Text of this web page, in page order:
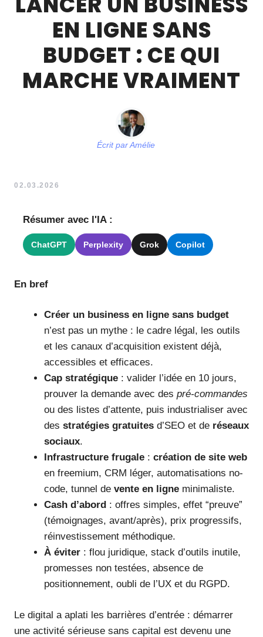
EN LIGNE SANS
BUDGET : CE QUI
MARCHE VRAIMENT
Écrit parAmélie
02.03.2026
Résumer avec l'IA :
ChatGPT Perplexity Grok Copilot
En bref
Créer un business en ligne sans budget
n’est pas un mythe : le cadre légal, les outils
et les canaux d’acquisition existent déjà,
accessibles et efficaces.
Cap stratégique : valider l’idée en 10 jours,
prouver la demande avec des pré-commandes
ou des listes d’attente, puis industrialiser avec
des stratégies gratuites d’SEO et de réseaux
sociaux.
Infrastructure frugale : création de site web
en freemium, CRM léger, automatisations no-
code, tunnel de vente en ligne minimaliste.
Cash d’abord : offres simples, effet “preuve”
(témoignages, avant/après), prix progressifs,
réinvestissement méthodique.
À éviter : flou juridique, stack d’outils inutile,
promesses non testées, absence de
positionnement, oubli de l’UX et du RGPD.
Le digital a aplati les barrières d’entrée : démarrer
une activité sérieuse sans capital est devenu une